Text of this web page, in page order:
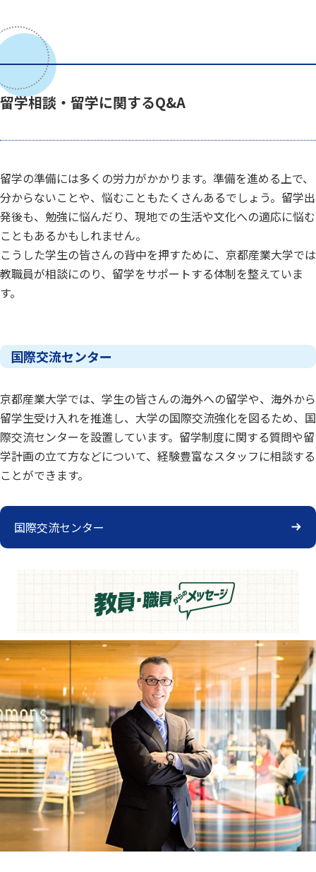
留学相談・留学に関するQ&A
留学の準備には多くの労力がかかります。準備を進める上で、
分からないことや、悩むこともたくさんあるでしょう。留学出
発後も、勉強に悩んだり、現地での生活や文化への適応に悩む
こともあるかもしれません。
こうした学生の皆さんの背中を押すために、京都産業大学では
教職員が相談にのり、留学をサポートする体制を整えていま
す。
国際交流センター
京都産業大学では、学生の皆さんの海外への留学や、海外から
留学生受け入れを推進し、大学の国際交流強化を図るため、国
際交流センターを設置しています。留学制度に関する質問や留
学計画の立て方などについて、経験豊富なスタッフに相談する
ことができます。
国際交流センター